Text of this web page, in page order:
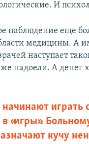
И
наблюдение еще
медицины. А
наступает
надоели. А денег
играть
«игры».
кучу